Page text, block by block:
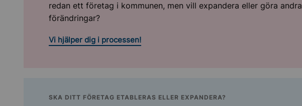
redan ett företag i kommunen, men vill expandera eller göra andra
förändringar?
Vi hjälper dig i processen!
SKA DITT FÖRETAG ETABLERAS ELLER EXPANDERA?